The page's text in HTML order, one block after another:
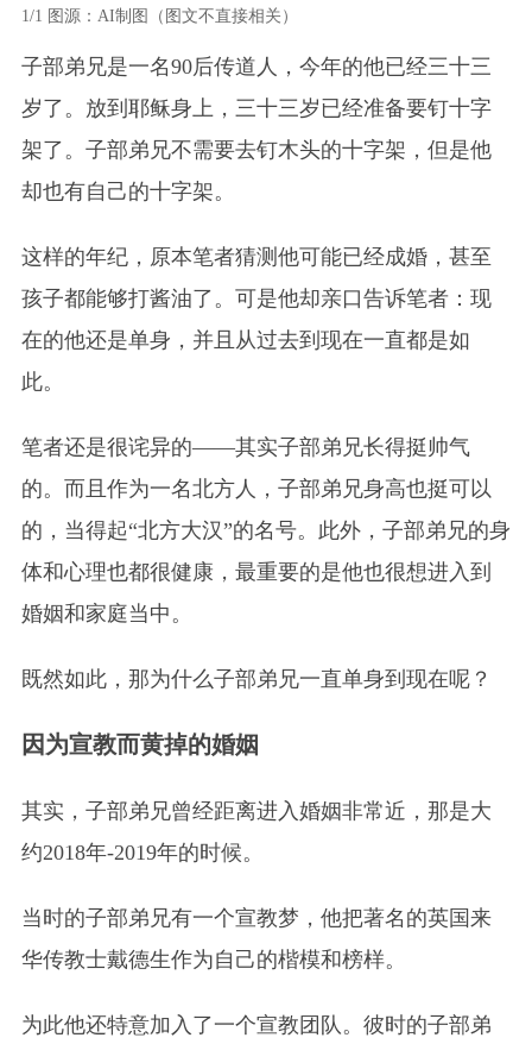
1/1 图源：AI制图（图文不直接相关）
子部弟兄是一名90后传道人，今年的他已经三十三
岁了。放到耶稣身上，三十三岁已经准备要钉十字
架了。子部弟兄不需要去钉木头的十字架，但是他
却也有自己的十字架。
这样的年纪，原本笔者猜测他可能已经成婚，甚至
孩子都能够打酱油了。可是他却亲口告诉笔者：现
在的他还是单身，并且从过去到现在一直都是如
此。
笔者还是很诧异的——其实子部弟兄长得挺帅气
的。而且作为一名北方人，子部弟兄身高也挺可以
的，当得起“北方大汉”的名号。此外，子部弟兄的身
体和心理也都很健康，最重要的是他也很想进入到
婚姻和家庭当中。
既然如此，那为什么子部弟兄一直单身到现在呢？
因为宣教而黄掉的婚姻
其实，子部弟兄曾经距离进入婚姻非常近，那是大
约2018年-2019年的时候。
当时的子部弟兄有一个宣教梦，他把著名的英国来
华传教士戴德生作为自己的楷模和榜样。
为此他还特意加入了一个宣教团队。彼时的子部弟